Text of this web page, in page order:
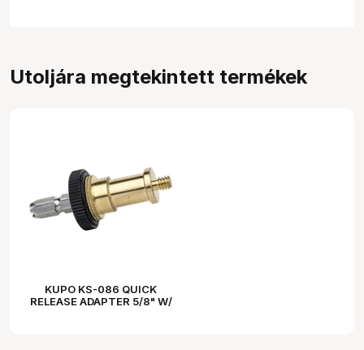
Utoljára megtekintett termékek
KUPO KS-086 QUICK
RELEASE ADAPTER 5/8" W/